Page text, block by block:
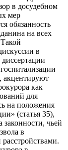
в досудебном
мер
обязанность
на всех
в
акцентируют
как
для
на положения
(статья 35),
законности, чьей
в